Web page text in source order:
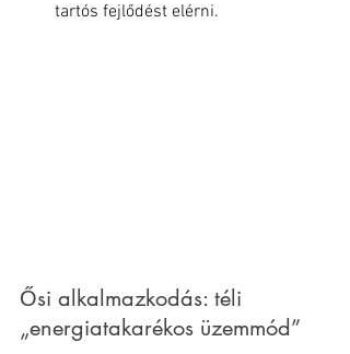
tartós fejlődést elérni.
Ősi alkalmazkodás: téli
„energiatakarékos üzemmód”